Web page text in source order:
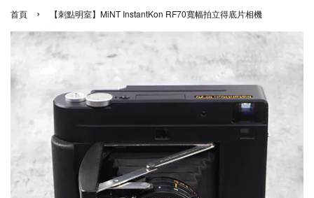
首頁 › 【刺點明室】MiNT InstantKon RF70寬幅拍立得底片相機